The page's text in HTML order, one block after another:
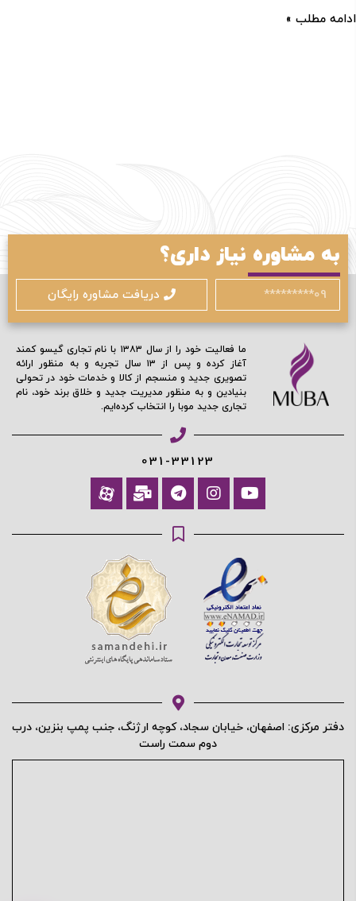
ادامه مطلب »
به مشاوره نیاز داری؟
دریافت مشاوره رایگان
ما فعالیت خود را از سال ۱۳۸۳ با نام تجاری گیسو کمند
آغاز کرده و پس از ۱۳ سال تجربه و به منظور ارائه
تصویری جدید و منسجم از کالا و خدمات خود در تحولی
بنیادین و به منظور مدیریت جدید و خلاق برند خود، نام
تجاری جدید موبا را انتخاب کرده‌ایم.
031-33123
دفتر مرکزی: اصفهان، خیابان سجاد، کوچه ارژنگ، جنب پمپ بنزین، درب
دوم سمت راست